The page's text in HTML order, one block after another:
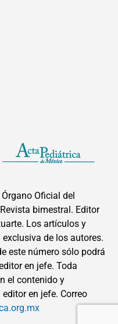
Órgano Oficial del
bimestral. Editor
Los artículos y
de los autores.
este número sólo podrá
en jefe. Toda
el contenido y
en jefe. Correo